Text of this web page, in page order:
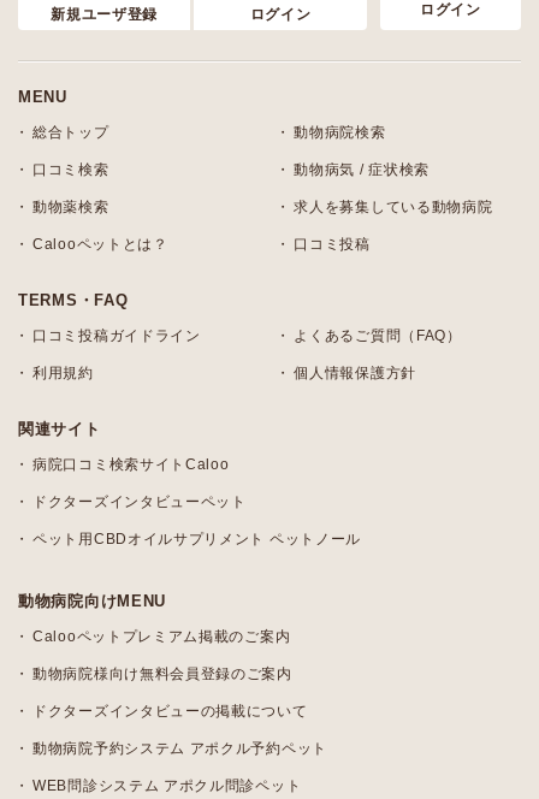
新規ユーザ登録 ログイン
ログイン
MENU
総合トップ 動物病院検索
口コミ検索 動物病気 / 症状検索
動物薬検索 求人を募集している動物病院
Calooペットとは？ 口コミ投稿
TERMS・FAQ
口コミ投稿ガイドライン よくあるご質問（FAQ）
利用規約 個人情報保護方針
関連サイト
病院口コミ検索サイトCaloo
ドクターズインタビューペット
ペット用CBDオイルサプリメント ペットノール
動物病院向けMENU
Calooペットプレミアム掲載のご案内
動物病院様向け無料会員登録のご案内
ドクターズインタビューの掲載について
動物病院予約システム アポクル予約ペット
WEB問診システム アポクル問診ペット